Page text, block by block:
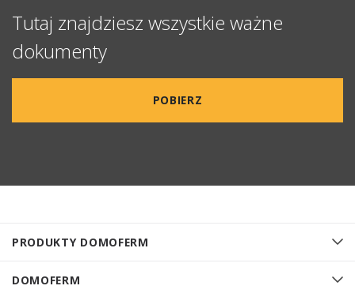
PRODUKTY DOMOFERM
DOMOFERM
Tutaj znajdziesz wszystkie ważne
dokumenty
POBIERZ